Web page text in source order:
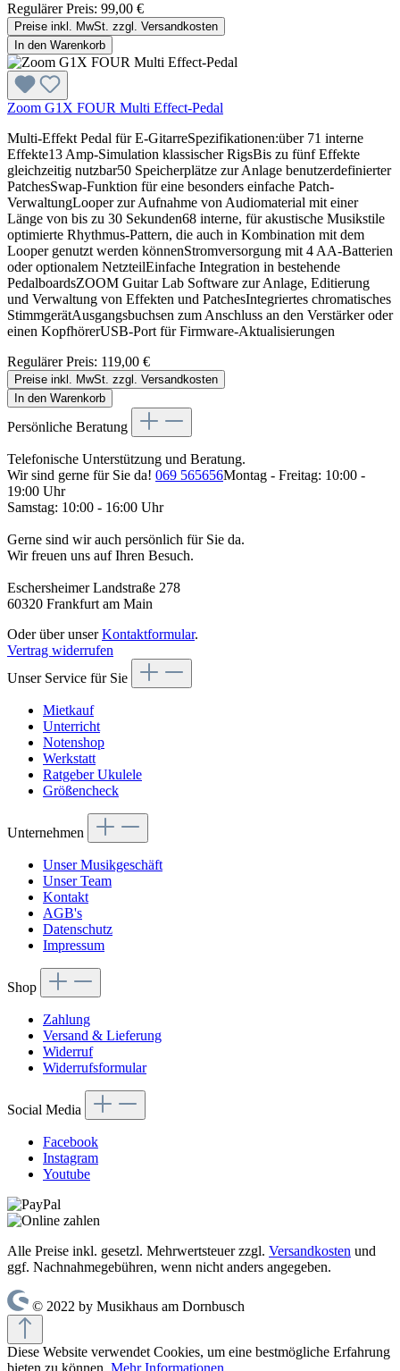
Regulärer Preis: 99,00 €
Preise inkl. MwSt. zzgl. Versandkosten
In den Warenkorb
Zoom G1X FOUR Multi Effect-Pedal
Multi-Effekt Pedal für E-GitarreSpezifikationen:über 71 interne
Effekte13 Amp-Simulation klassischer RigsBis zu fünf Effekte
gleichzeitig nutzbar50 Speicherplätze zur Anlage benutzerdefinierter
PatchesSwap-Funktion für eine besonders einfache Patch-
VerwaltungLooper zur Aufnahme von Audiomaterial mit einer
Länge von bis zu 30 Sekunden68 interne, für akustische Musikstile
optimierte Rhythmus-Pattern, die auch in Kombination mit dem
Looper genutzt werden könnenStromversorgung mit 4 AA-Batterien
oder optionalem NetzteilEinfache Integration in bestehende
PedalboardsZOOM Guitar Lab Software zur Anlage, Editierung
und Verwaltung von Effekten und PatchesIntegriertes chromatisches
StimmgerätAusgangsbuchsen zum Anschluss an den Verstärker oder
einen KopfhörerUSB-Port für Firmware-Aktualisierungen
Regulärer Preis: 119,00 €
Preise inkl. MwSt. zzgl. Versandkosten
In den Warenkorb
Persönliche Beratung
Telefonische Unterstützung und Beratung.
Wir sind gerne für Sie da! 069 565656Montag - Freitag: 10:00 -
19:00 Uhr
Samstag: 10:00 - 16:00 Uhr
Gerne sind wir auch persönlich für Sie da.
Wir freuen uns auf Ihren Besuch.
Eschersheimer Landstraße 278
60320 Frankfurt am Main
Oder über unserKontaktformular.
Vertrag widerrufen
Unser Service für Sie
Mietkauf
Unterricht
Notenshop
Werkstatt
Ratgeber Ukulele
Größencheck
Unternehmen
Unser Musikgeschäft
Unser Team
Kontakt
AGB's
Datenschutz
Impressum
Shop
Zahlung
Versand & Lieferung
Widerruf
Widerrufsformular
Social Media
Facebook
Instagram
Youtube
Alle Preise inkl. gesetzl. Mehrwertsteuer zzgl. Versandkosten und
ggf. Nachnahmegebühren, wenn nicht anders angegeben.
© 2022 by Musikhaus am Dornbusch
Diese Website verwendet Cookies, um eine bestmögliche Erfahrung